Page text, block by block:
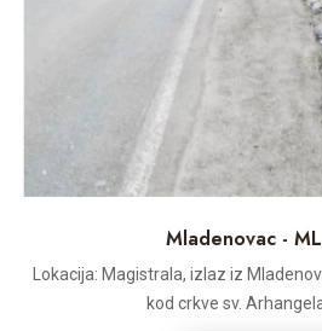
Mladenovac -
Lokacija: Magistrala, izlaz iz
kod crkve sv.